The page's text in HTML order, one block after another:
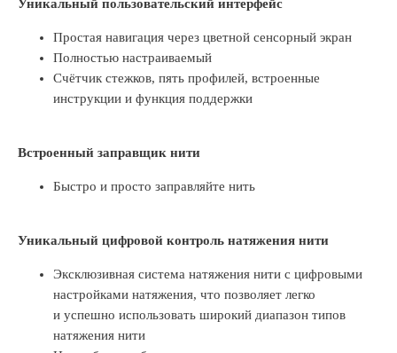
Уникальный пользовательский интерфейс
Простая навигация через цветной сенсорный экран
Полностью настраиваемый
Счётчик стежков, пять профилей, встроенные
инструкции и функция поддержки
Встроенный заправщик нити
Быстро и просто заправляйте нить
Уникальный цифровой контроль натяжения нити
Эксклюзивная система натяжения нити с цифровыми
настройками натяжения, что позволяет легко
и успешно использовать широкий диапазон типов
натяжения нити